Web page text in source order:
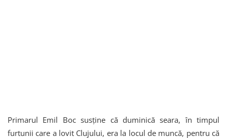
Primarul Emil Boc susține că duminică seara, în timpul
furtunii care a lovit Clujului, era la locul de muncă, pentru că